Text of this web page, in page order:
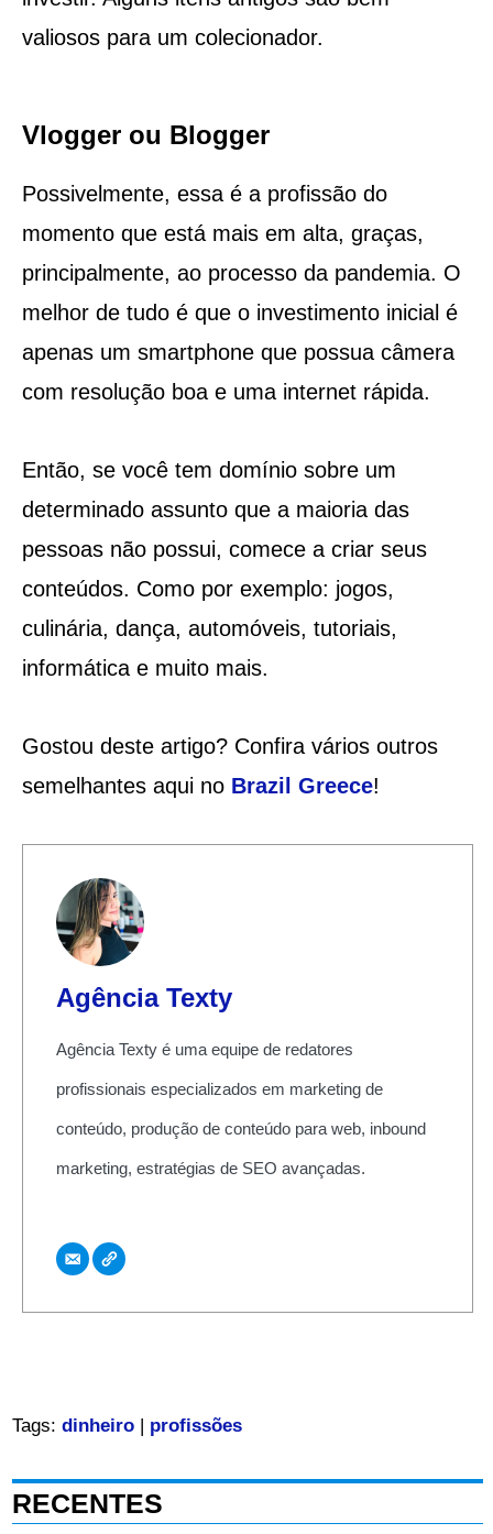
valiosos para um colecionador.
Vlogger ou Blogger
Possivelmente, essa é a profissão do
momento que está mais em alta, graças,
principalmente, ao processo da pandemia. O
melhor de tudo é que o investimento inicial é
apenas um smartphone que possua câmera
com resolução boa e uma internet rápida.
Então, se você tem domínio sobre um
determinado assunto que a maioria das
pessoas não possui, comece a criar seus
conteúdos. Como por exemplo: jogos,
culinária, dança, automóveis, tutoriais,
informática e muito mais.
Gostou deste artigo? Confira vários outros
semelhantes aqui no Brazil Greece!
Agência Texty
Agência Texty é uma equipe de redatores
profissionais especializados em marketing de
conteúdo, produção de conteúdo para web, inbound
marketing, estratégias de SEO avançadas.
Tags: dinheiro| profissões
RECENTES